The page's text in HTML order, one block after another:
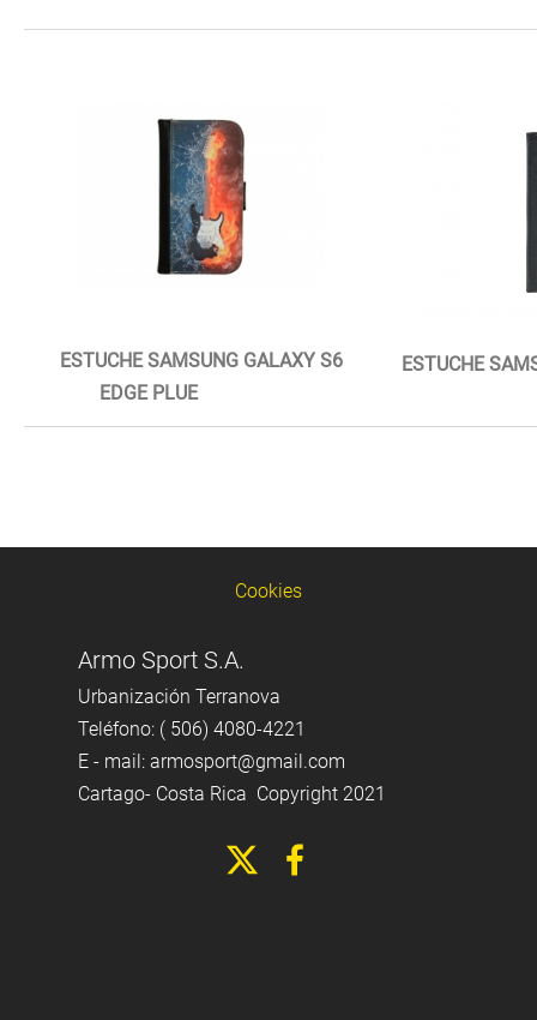
ESTUCHE SAMSUNG GALAXY S6
EDGE PLUE
ESTUCHE
Cookies
Armo Sport S.A.
Urbanización Terranova
Teléfono: ( 506) 4080-4221
E - mail: armosport@gmail.com
Cartago- Costa Rica Copyright 2021